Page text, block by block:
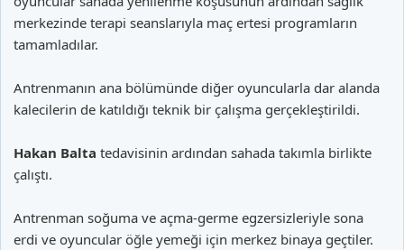
merkezinde terapi seanslarıyla maç ertesi programların
tamamladılar.
Antrenmanın ana bölümünde diğer oyuncularla dar alanda
kalecilerin de katıldığı teknik bir çalışma gerçekleştirildi.
Hakan Balta tedavisinin ardından sahada takımla birlikte
çalıştı.
Antrenman soğuma ve açma-germe egzersizleriyle sona
erdi ve oyuncular öğle yemeği için merkez binaya geçtiler.